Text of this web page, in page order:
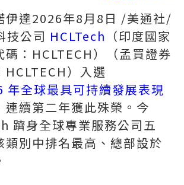
伊達2026年8月8日 /美通社/
技公司 HCLTech （印度國家
碼：HCLTECH）（孟買證券
HCLTECH）入選
年全球最具可持續發展表現
連續第二年獲此殊榮。今
躋身全球專業服務公司五
類別中排名最高、總部設於